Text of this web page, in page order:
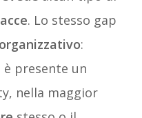
. Lo stesso gap
organizzativo:
è presente un
nella maggior